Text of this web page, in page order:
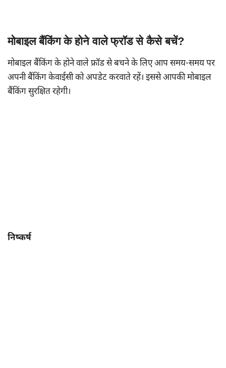
मोबाइल बैंकिंग के होने वाले फ्रॉड से कैसे बचें?
मोबाइल बैंकिंग के होने वाले फ्रॉड से बचने के लिए आप समय-समय पर
अपनी बैंकिंग केवाईसी को अपडेट करवाते रहें। इससे आपकी मोबाइल
बैंकिंग सुरक्षित रहेगी।
निष्कर्ष